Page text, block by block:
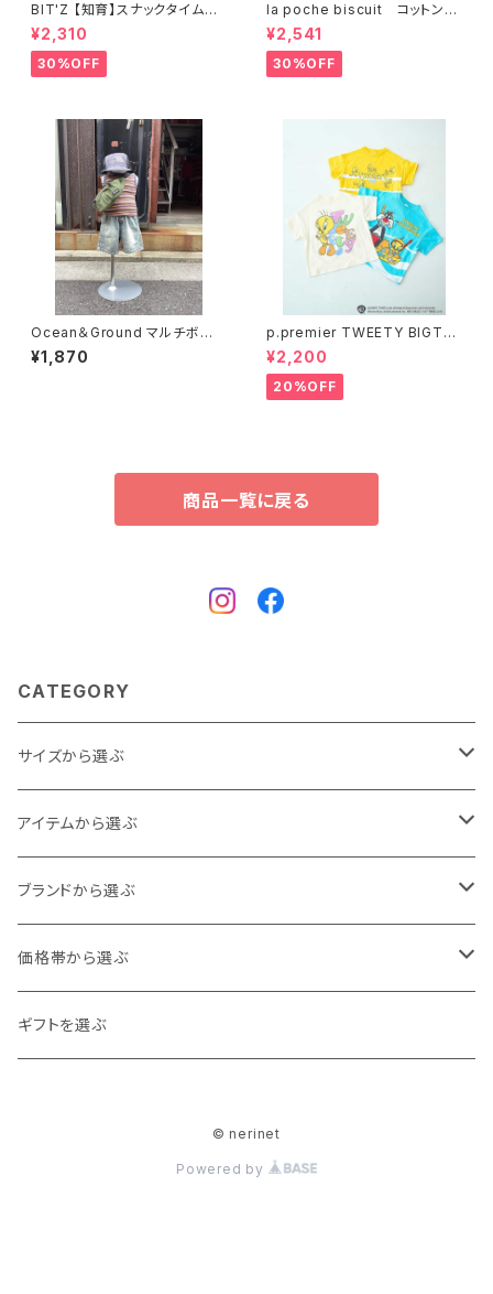
BIT'Z 【知育】スナックタイム仕
掛けTシャツ 接触冷感 B307
046
¥2,310
30%OFF
la poche biscuit コットンレ
ース×シャーリングガーリーブラ
ウス LP26ES004
¥2,541
30%OFF
Ocean＆Ground マルチボー
ダータンクトップ 4616703
¥1,870
p.premier TWEETY BIGTシ
ャツ P307056
¥2,200
20%OFF
商品一覧に戻る
CATEGORY
サイズから選ぶ
Baby
60cm
70cm
80cm
90cm
100cm
アイテムから選ぶ
アウター
カーディガン
ジャケット
トップス
カットソー
ボトムス
ブランドから選ぶ
ampersand
DILASH
価格帯から選ぶ
0～1,000
ギフトを選ぶ
© nerinet
Powered by